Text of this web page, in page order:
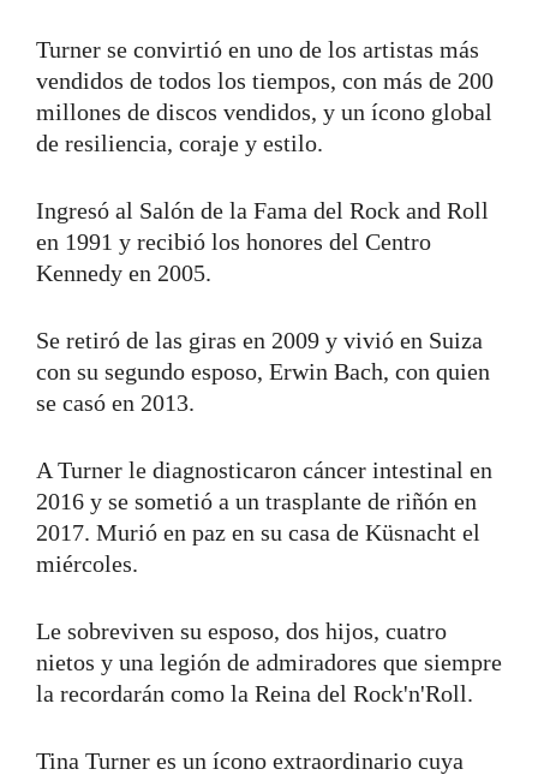
Turner se convirtió en uno de los artistas más
vendidos de todos los tiempos, con más de 200
millones de discos vendidos, y un ícono global
de resiliencia, coraje y estilo.
Ingresó al Salón de la Fama del Rock and Roll
en 1991 y recibió los honores del Centro
Kennedy en 2005.
Se retiró de las giras en 2009 y vivió en Suiza
con su segundo esposo, Erwin Bach, con quien
se casó en 2013.
A Turner le diagnosticaron cáncer intestinal en
2016 y se sometió a un trasplante de riñón en
2017. Murió en paz en su casa de Küsnacht el
miércoles.
Le sobreviven su esposo, dos hijos, cuatro
nietos y una legión de admiradores que siempre
la recordarán como la Reina del Rock'n'Roll.
Tina Turner es un ícono extraordinario cuya